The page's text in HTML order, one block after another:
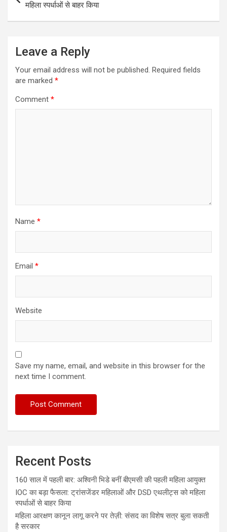
महिला स्पर्धाओं से बाहर किया
Leave a Reply
Your email address will not be published. Required fields
are marked *
Comment *
Name *
Email *
Website
Save my name, email, and website in this browser for the
next time I comment.
Recent Posts
160 साल में पहली बार: अश्विनी भिडे बनीं बीएमसी की पहली महिला आयुक्त
IOC का बड़ा फैसला: ट्रांसजेंडर महिलाओं और DSD एथलीट्स को महिला
स्पर्धाओं से बाहर किया
महिला आरक्षण कानून लागू करने पर तेज़ी: संसद का विशेष सत्र बुला सकती
है सरकार